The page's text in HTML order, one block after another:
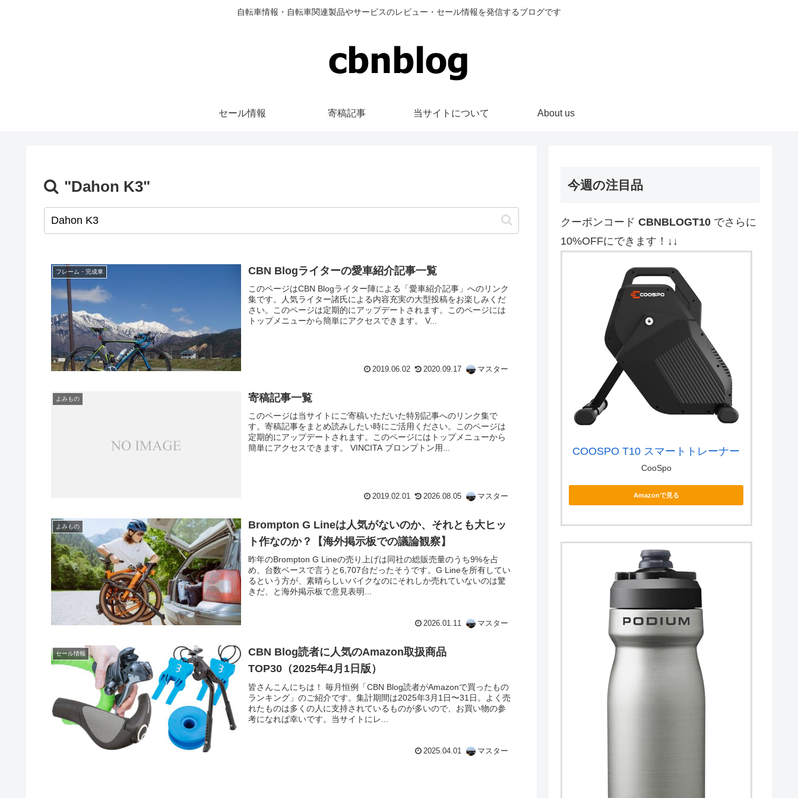
自転車情報・自転車関連製品やサービスのレビュー・セール情報を発信するブログです
セール情報 寄稿記事 当サイトについて About us
"Dahon K3"
フレーム・完成車 CBN Blogライターの愛車紹介記事一覧
このページはCBN Blogライター陣による「愛車紹介記事」へのリンク
集です。人気ライター諸氏による内容充実の大型投稿をお楽しみくだ
さい。このページは定期的にアップデートされます。このページには
トップメニューから簡単にアクセスできます。 V...
2019.06.02 2020.09.17 マスター
よみもの 寄稿記事一覧
このページは当サイトにご寄稿いただいた特別記事へのリンク集で
す。寄稿記事をまとめ読みしたい時にご活用ください。このページは
定期的にアップデートされます。このページにはトップメニューから
簡単にアクセスできます。 VINCITA ブロンプトン用...
2019.02.01 2026.08.05 マスター
よみもの
Brompton G Lineは人気がないのか、それとも大ヒッ
ト作なのか？【海外掲示板での議論観察】
昨年のBrompton G Lineの売り上げは同社の総販売量のうち9%を占
め、台数ベースで言うと6,707台だったそうです。G Lineを所有してい
るという方が、素晴らしいバイクなのにそれしか売れていないのは驚
きだ、と海外掲示板で意見表明...
2026.01.11 マスター
セール情報
CBN Blog読者に人気のAmazon取扱商品
TOP30（2025年4月1日版）
皆さんこんにちは！ 毎月恒例「CBN Blog読者がAmazonで買ったもの
ランキング」のご紹介です。集計期間は2025年3月1日〜31日。よく売
れたものは多くの人に支持されているものが多いので、お買い物の参
考になれば幸いです。当サイトにレ...
2025.04.01 マスター
今週の注目品
クーポンコード CBNBLOGT10 でさらに
10%OFFにできます！↓↓
COOSPO T10 スマートトレーナー
CooSpo
Amazonで見る